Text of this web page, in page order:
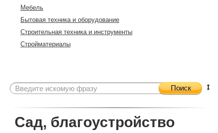
Мебель
Бытовая техника и оборудование
Строительная техника и инструменты
Стройматериалы
Поиск
Сад, благоустройство